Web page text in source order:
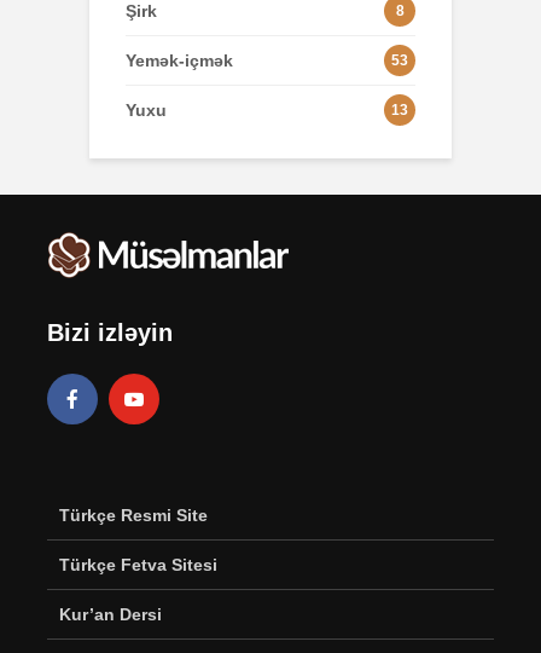
Şirk 8
Yemək-içmək 53
Yuxu 13
Bizi izləyin
Türkçe Resmi Site
Türkçe Fetva Sitesi
Kur’an Dersi